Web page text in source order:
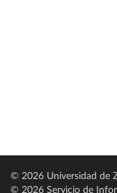
© 2026 Universidad de
© 2026 Servicio de